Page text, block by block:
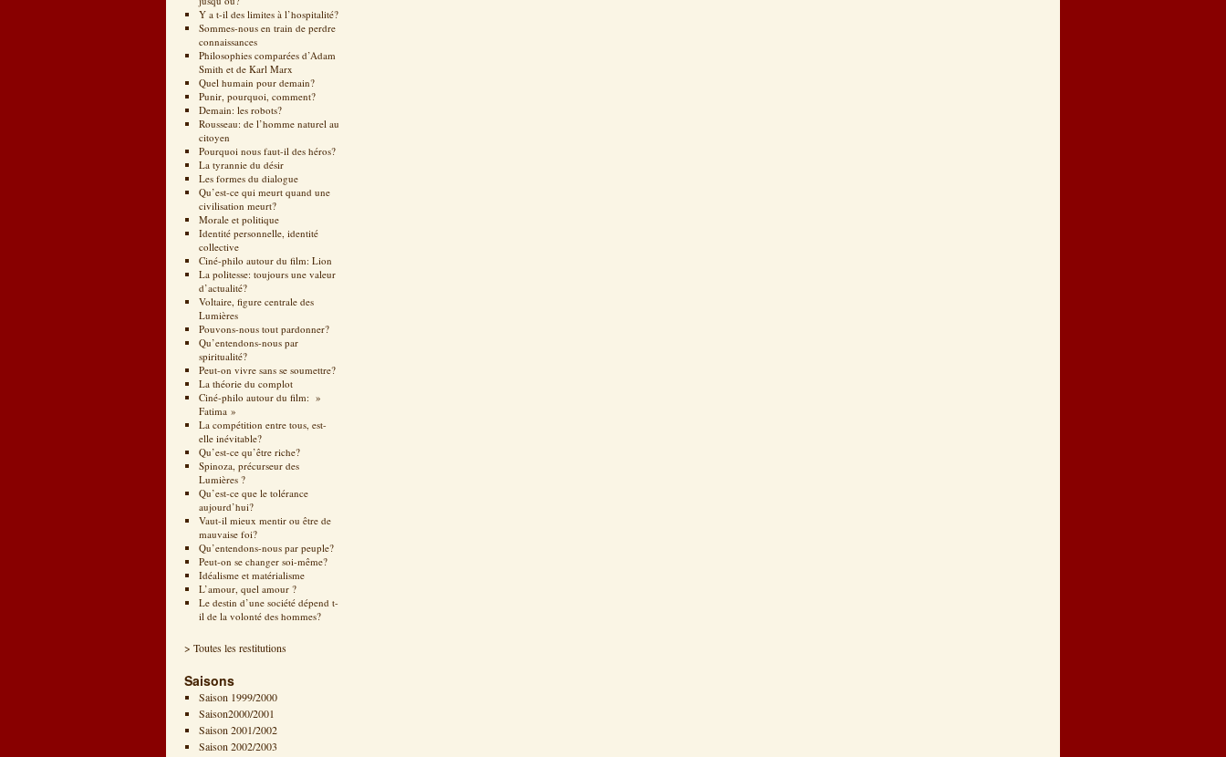
Y a t-il des limites à l’hospitalité?
Sommes-nous en train de perdre
connaissances
Philosophies comparées d’Adam
Smith et de Karl Marx
Quel humain pour demain?
Punir, pourquoi, comment?
Demain: les robots?
Rousseau: de l’homme naturel au
citoyen
Pourquoi nous faut-il des héros?
La tyrannie du désir
Les formes du dialogue
Qu’est-ce qui meurt quand une
civilisation meurt?
Morale et politique
Identité personnelle, identité
collective
Ciné-philo autour du film: Lion
La politesse: toujours une valeur
d’actualité?
Voltaire, figure centrale des
Lumières
Pouvons-nous tout pardonner?
Qu’entendons-nous par
spiritualité?
Peut-on vivre sans se soumettre?
La théorie du complot
Ciné-philo autour du film: »
Fatima »
La compétition entre tous, est-
elle inévitable?
Qu’est-ce qu’être riche?
Spinoza, précurseur des
Lumières ?
Qu’est-ce que le tolérance
aujourd’hui?
Vaut-il mieux mentir ou être de
mauvaise foi?
Qu’entendons-nous par peuple?
Peut-on se changer soi-même?
Idéalisme et matérialisme
L’amour, quel amour ?
Le destin d’une société dépend t-
il de la volonté des hommes?
> Toutes les restitutions
Saisons
Saison 1999/2000
Saison2000/2001
Saison 2001/2002
Saison 2002/2003